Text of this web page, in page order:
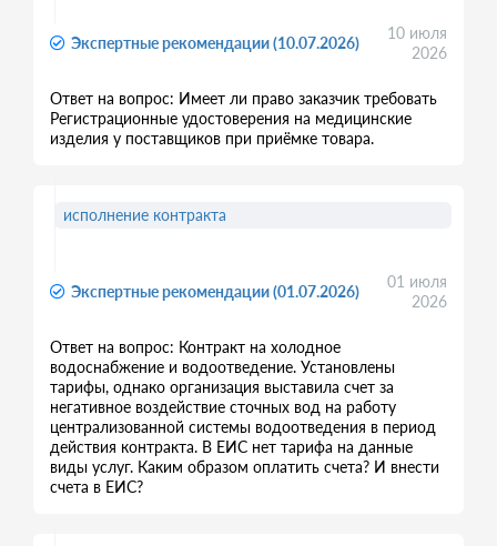
Экспертные рекомендации (10.07.2026)
10 июля
2026
Ответ на вопрос: Имеет ли право заказчик требовать
Регистрационные удостоверения на медицинские
изделия у поставщиков при приёмке товара.
Экспертные рекомендации (01.07.2026)
01 июля
2026
Ответ на вопрос: Контракт на холодное
водоснабжение и водоотведение. Установлены
тарифы, однако организация выставила счет за
негативное воздействие сточных вод на работу
централизованной системы водоотведения в период
действия контракта. В ЕИС нет тарифа на данные
виды услуг. Каким образом оплатить счета? И внести
счета в ЕИС?
исполнение контракта